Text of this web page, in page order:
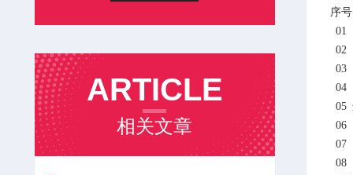
ARTICLE
相关文章
序号
01
02
03
04
05
06
07
08